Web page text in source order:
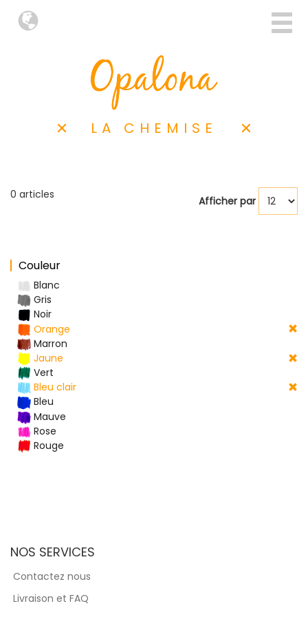
LA CHEMISE
0 articles Afficher par
Couleur
Blanc
Gris
Noir
Orange
Marron
Jaune
Vert
Bleu clair
Bleu
Mauve
Rose
Rouge
NOS SERVICES
Contactez nous
Livraison et FAQ